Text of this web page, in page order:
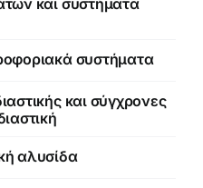
και συστήματα
συστήματα
και σύγχρονες
αλυσίδα